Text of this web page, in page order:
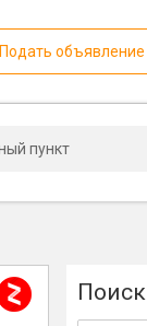
Подать объявление
Поиск